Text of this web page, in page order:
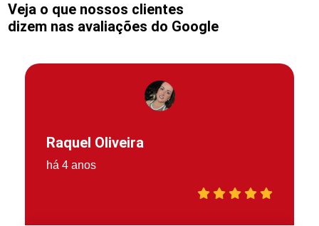
Veja o que nossos clientes
dizem nas avaliações do Google
Raquel Oliveira
há 4 anos